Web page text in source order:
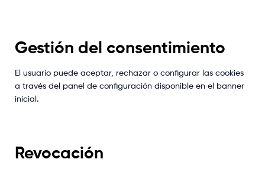
Gestión del consentimiento
El usuario puede aceptar, rechazar o configurar las cookies
a través del panel de configuración disponible en el banner
inicial.
Revocación